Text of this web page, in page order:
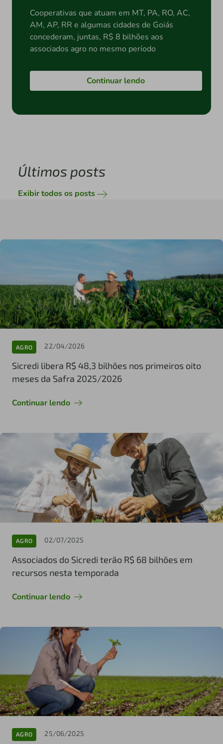
Cooperativas que atuam em MT, PA, RO, AC,
AM, AP, RR e algumas cidades de Goiás
concederam, juntas, R$ 8 bilhões aos
associados agro no mesmo período
Continuar lendo
Últimos posts
Exibir todos os posts
AGRO 22/04/2026
Sicredi libera R$ 48,3 bilhões nos primeiros oito
meses da Safra 2025/2026
Continuar lendo
AGRO 02/07/2025
Associados do Sicredi terão R$ 68 bilhões em
recursos nesta temporada
Continuar lendo
AGRO 25/06/2025